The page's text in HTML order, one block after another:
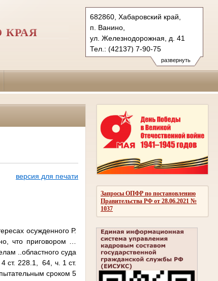
развернуть
682860, Хабаровский край,
п. Ванино,
ул. Железнодорожная, д. 41
Тел.: (42137) 7-90-75
vaninsky.hbr@sudrf.ru
КРАЯ
Запросы ОПФР по постановлению
Правительства РФ от 28.06.2021 №
1037
версия для печати
осужденного Р.
что приговором …
..областного суда
ст. 228.1, 64, ч. 1 ст.
сроком 5